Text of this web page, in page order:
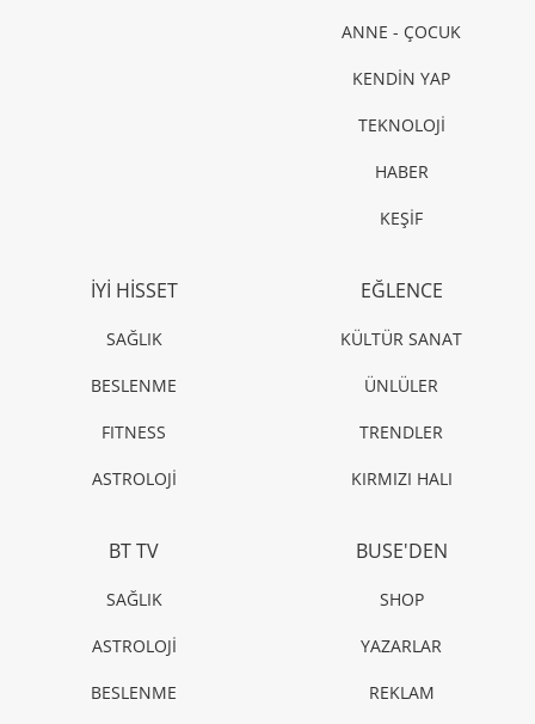
ANNE - ÇOCUK
KENDİN YAP
TEKNOLOJİ
HABER
KEŞİF
İYİ HİSSET
SAĞLIK
BESLENME
FITNESS
ASTROLOJİ
EĞLENCE
KÜLTÜR SANAT
ÜNLÜLER
TRENDLER
KIRMIZI HALI
BT TV
SAĞLIK
ASTROLOJİ
BESLENME
BUSE'DEN
SHOP
YAZARLAR
REKLAM